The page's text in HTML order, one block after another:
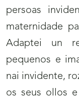
persoas
maternidade
Adaptei un
pequenos e
nai invidente,
os seus ollos